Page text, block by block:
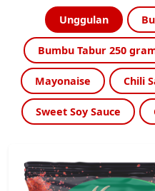
Unggulan
Bumbu Tabur 250
Mayonaise Chili
Sweet Soy Sauce